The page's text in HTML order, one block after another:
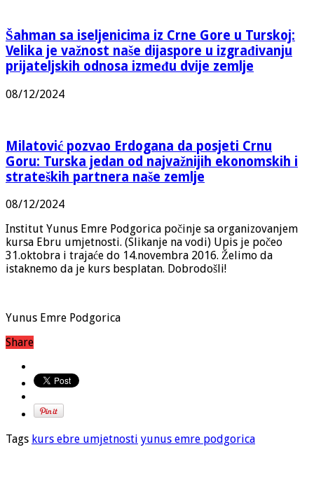
Šahman sa iseljenicima iz Crne Gore u Turskoj:
Velika je važnost naše dijaspore u izgrađivanju
prijateljskih odnosa između dvije zemlje
08/12/2024
Milatović pozvao Erdogana da posjeti Crnu
Goru: Turska jedan od najvažnijih ekonomskih i
strateških partnera naše zemlje
08/12/2024
Institut Yunus Emre Podgorica počinje sa organizovanjem
kursa Ebru umjetnosti. (Slikanje na vodi) Upis je počeo
31.oktobra i trajaće do 14.novembra 2016. Želimo da
istaknemo da je kurs besplatan. Dobrodošli!
Yunus Emre Podgorica
Share
Tags kurs ebre umjetnosti yunus emre podgorica